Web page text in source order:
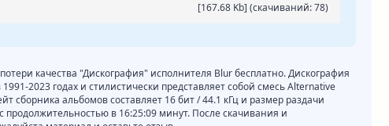
[167.68 Kb] (cкачиваний: 78)
качества "Дискография" исполнителя Blur бесплатно. Дискография
2023 годах и стилистически представляет собой смесь Alternative
сборника альбомов составляет 16 бит / 44.1 кГц и размер раздачи
продолжительностью в 16:25:09 минут. После скачивания и